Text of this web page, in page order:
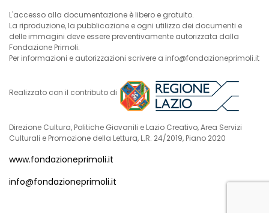
L'accesso alla documentazione è libero e gratuito.
La riproduzione, la pubblicazione e ogni utilizzo dei documenti e
delle immagini deve essere preventivamente autorizzata dalla
Fondazione Primoli.
Per informazioni e autorizzazioni scrivere a info@fondazioneprimoli.it
Realizzato con il contributo di
Direzione Cultura, Politiche Giovanili e Lazio Creativo, Area Servizi
Culturali e Promozione della Lettura, L.R. 24/2019, Piano 2020
www.fondazioneprimoli.it
info@fondazioneprimoli.it